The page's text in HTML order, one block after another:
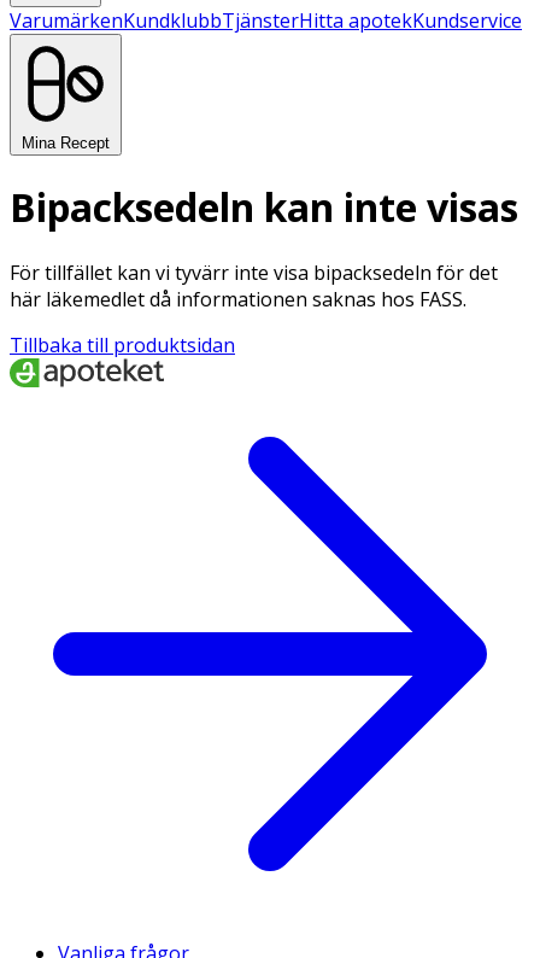
VarumärkenKundklubbTjänsterHitta apotekKundservice
Mina Recept
Bipacksedeln kan inte visas
För tillfället kan vi tyvärr inte visa bipacksedeln för det
här läkemedlet då informationen saknas hos FASS.
Tillbaka till produktsidan